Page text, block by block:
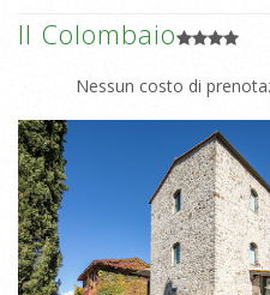
Il Colombaio
Nessun costo di